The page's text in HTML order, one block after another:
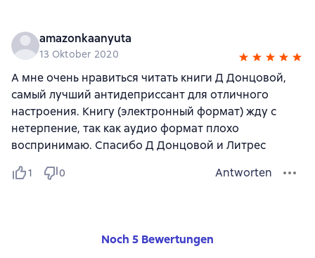
amazonkaanyuta
13 Oktober 2020
А мне очень нравиться читать книги Д Донцовой,
самый лучший антидеприссант для отличного
настроения. Книгу (электронный формат) жду с
нетерпение, так как аудио формат плохо
воспринимаю. Спасибо Д Донцовой и Литрес
1 0 Antworten
Noch 5 Bewertungen